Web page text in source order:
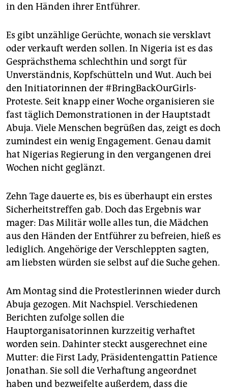
in den Händen ihrer Entführer.
Es gibt unzählige Gerüchte, wonach sie versklavt
oder verkauft werden sollen. In Nigeria ist es das
Gesprächsthema schlechthin und sorgt für
Unverständnis, Kopfschütteln und Wut. Auch bei
den Initiatorinnen der #BringBackOurGirls-
Proteste. Seit knapp einer Woche organisieren sie
fast täglich Demonstrationen in der Hauptstadt
Abuja. Viele Menschen begrüßen das, zeigt es doch
zumindest ein wenig Engagement. Genau damit
hat Nigerias Regierung in den vergangenen drei
Wochen nicht geglänzt.
Zehn Tage dauerte es, bis es überhaupt ein erstes
Sicherheitstreffen gab. Doch das Ergebnis war
mager: Das Militär wolle alles tun, die Mädchen
aus den Händen der Entführer zu befreien, hieß es
lediglich. Angehörige der Verschleppten sagten,
am liebsten würden sie selbst auf die Suche gehen.
Am Montag sind die Protestlerinnen wieder durch
Abuja gezogen. Mit Nachspiel. Verschiedenen
Berichten zufolge sollen die
Hauptorganisatorinnen kurzzeitig verhaftet
worden sein. Dahinter steckt ausgerechnet eine
Mutter: die First Lady, Präsidentengattin Patience
Jonathan. Sie soll die Verhaftung angeordnet
haben und bezweifelte außerdem, dass die